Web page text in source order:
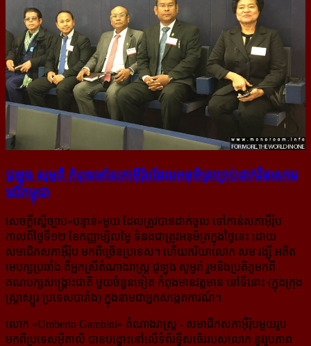
ជូឡុង សូមូរ៉ា កំពុង​នៅ​សភា​អ៊ឺរ៉ុប​ដែល​​អនុម័ត្រ​ច្បាប់​ដាក់​​វិធានការ​
លើ​កម្ពុជា
សេចក្ដីស្នើច្បាប់«បន្ទាន់»មួយ ដែលត្រូវបានដាក់ចូល ទៅកាន់សភាអ៊ឺរ៉ុប
កាលពីថ្ងៃទី១២ ខែកញ្ញាម្សិលម្ងៃ ទំនងជាត្រូវអនុម័ត្រក្នុងថ្ងៃនេះ ដោយ
សមាជិកសភាអ៊ឺរ៉ុប មកពីច្រើនប្រទេស។ ហើយភរិយាលោក សម រង្ស៊ី អតីត
មេបក្សប្រឆាំង គឺអ្នកស្រីតំណាងរាស្ត្រ ជូឡុង សូមូរ៉ា រួមនិងប្រតិភូមកពី
គណបក្សសង្គ្រោះជាតិ មួយចំនួនទៀត កំពុងមានវត្តមាន នៅទីនោះ (ក្នុងក្រុង
ស្ត្រាស្បួរ ប្រទេសបារាំង) ក្នុងនាមជាអ្នកសង្កេតការណ៍។
លោក «Umberto Gambini» តំណាងរាស្ត្រ - សមាជិកសភាអ៊ឺរ៉ុបមួយរូប
មកពីប្រទេសអ៊ីតាលី បានបង្ហោះនៅលើទំព័រទ្វីសធើររបស់លោក នូវរូបភាព